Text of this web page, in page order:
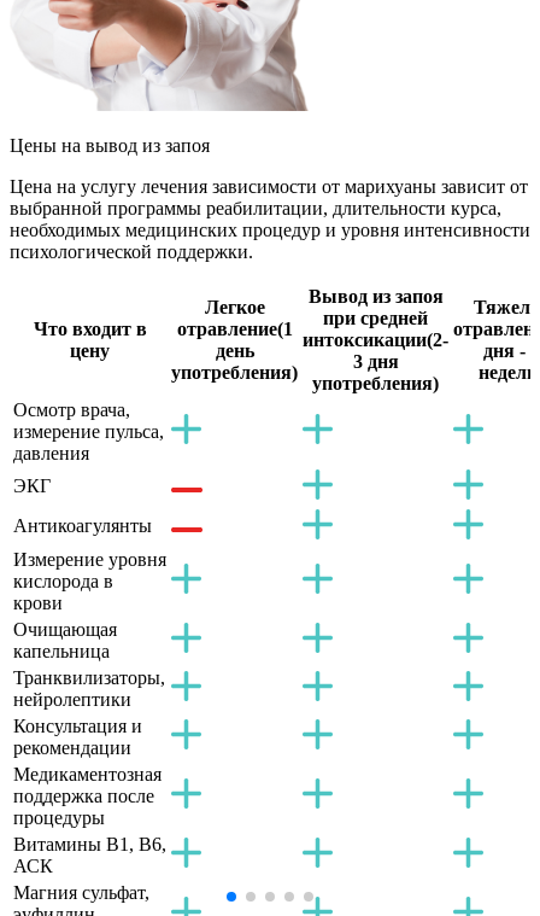
Цены на вывод из запоя
Цена на услугу лечения зависимости от марихуаны зависит от
выбранной программы реабилитации, длительности курса,
необходимых медицинских процедур и уровня интенсивности
психологической поддержки.
Что входит в
цену
Легкое
отравление(1
день
употребления)
Вывод из запоя
при средней
интоксикации(2-
3 дня
употребления)
дня - 2
Осмотр врача,
измерение пульса,
давления
ЭКГ
Антикоагулянты
Измерение уровня
кислорода в
крови
Очищающая
капельница
Транквилизаторы,
нейролептики
Консультация и
рекомендации
Медикаментозная
поддержка после
процедуры
Витамины B1, B6,
АСК
Магния сульфат,